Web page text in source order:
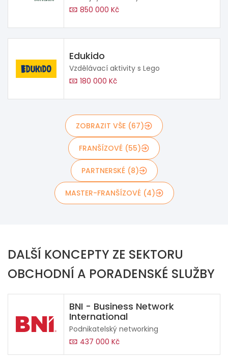
850 000 Kč
Edukido
Vzdělávací aktivity s Lego
180 000 Kč
ZOBRAZIT VŠE (67)
FRANŠÍZOVÉ (55)
PARTNERSKÉ (8)
MASTER-FRANŠÍZOVÉ (4)
DALŠÍ KONCEPTY ZE SEKTORU
OBCHODNÍ A PORADENSKÉ SLUŽBY
BNI - Business Network
International
Podnikatelský networking
437 000 Kč